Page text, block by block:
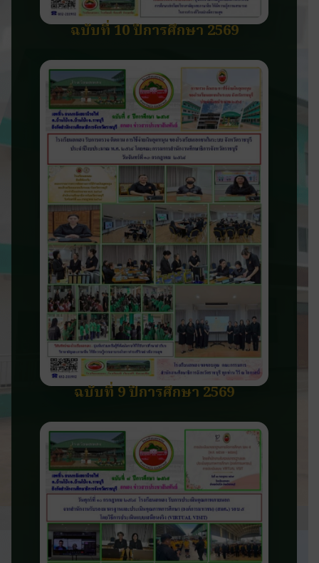
ฉบับที่ 10 ปีการศึกษา 2569
ฉบับที่ 9 ปีการศึกษา 2569